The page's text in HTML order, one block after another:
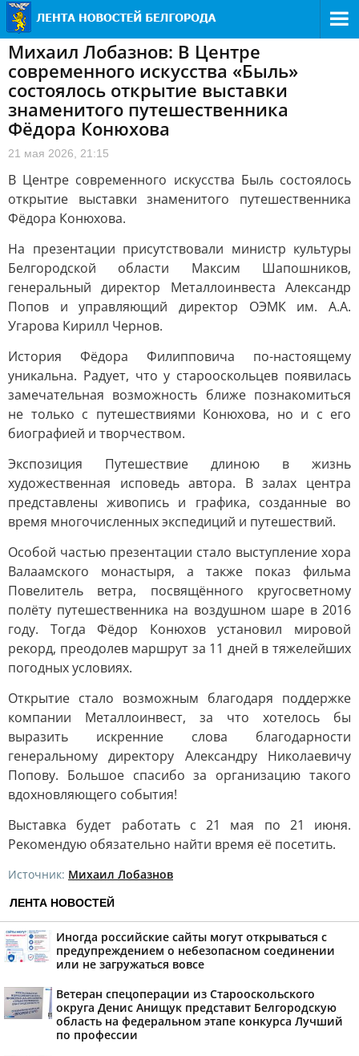
Михаил Лобазнов: В Центре
современного искусства «Быль»
состоялось открытие выставки
знаменитого путешественника
Фёдора Конюхова
21 мая 2026, 21:15
В Центре современного искусства Быль состоялось
открытие выставки знаменитого путешественника
Фёдора Конюхова.
На презентации присутствовали министр культуры
Белгородской области Максим Шапошников,
генеральный директор Металлоинвеста Александр
Попов и управляющий директор ОЭМК им. А.А.
Угарова Кирилл Чернов.
История Фёдора Филипповича по-настоящему
уникальна. Радует, что у старооскольцев появилась
замечательная возможность ближе познакомиться
не только с путешествиями Конюхова, но и с его
биографией и творчеством.
Экспозиция Путешествие длиною в жизнь
художественная исповедь автора. В залах центра
представлены живопись и графика, созданные во
время многочисленных экспедиций и путешествий.
Особой частью презентации стало выступление хора
Валаамского монастыря, а также показ фильма
Повелитель ветра, посвящённого кругосветному
полёту путешественника на воздушном шаре в 2016
году. Тогда Фёдор Конюхов установил мировой
рекорд, преодолев маршрут за 11 дней в тяжелейших
погодных условиях.
Открытие стало возможным благодаря поддержке
компании Металлоинвест, за что хотелось бы
выразить искренние слова благодарности
генеральному директору Александру Николаевичу
Попову. Большое спасибо за организацию такого
вдохновляющего события!
Выставка будет работать с 21 мая по 21 июня.
Рекомендую обязательно найти время её посетить.
Источник: Михаил Лобазнов
ЛЕНТА НОВОСТЕЙ
Иногда российские сайты могут открываться с
предупреждением о небезопасном соединении
или не загружаться вовсе
Ветеран спецоперации из Старооскольского
округа Денис Анищук представит Белгородскую
область на федеральном этапе конкурса Лучший
по профессии